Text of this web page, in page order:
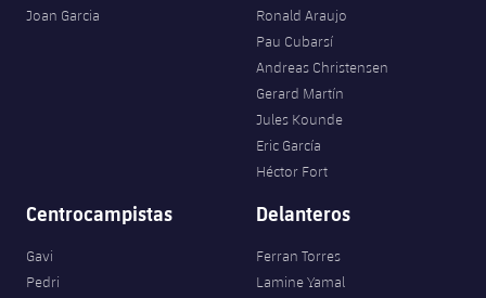
Joan Garcia
Ronald Araujo
Pau Cubarsí
Andreas Christensen
Gerard Martín
Jules Kounde
Eric García
Héctor Fort
Centrocampistas
Gavi
Pedri
Delanteros
Ferran Torres
Lamine Yamal